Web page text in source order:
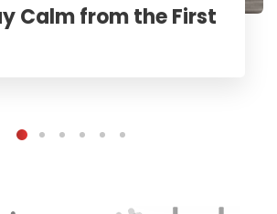
Calm from the First